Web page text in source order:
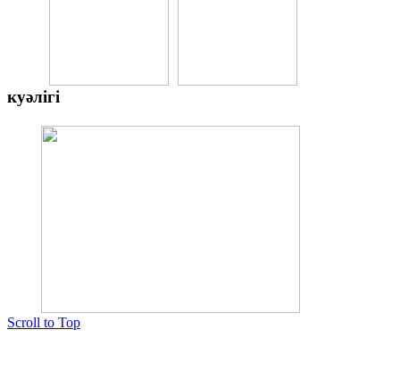
куәлігі
Scroll to Top